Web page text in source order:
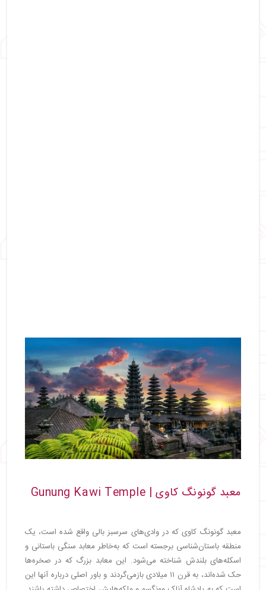
معبد گونونگ کاوی | Gunung Kawi Temple
معبد گونونگ کاوی که در وادی‌های سرسبز بالی واقع شده است، یک
منطقه باستان‌شناسی برجسته است که به‌خاطر معابد سنگی باستانی و
اسکله‌های بلندش شناخته می‌شود. این معابد بزرگ که در صخره‌ها
حک شده‌اند، به قرن ۱۱ میلادی بازمی‌گردند و باور اصلی درباره آنها این